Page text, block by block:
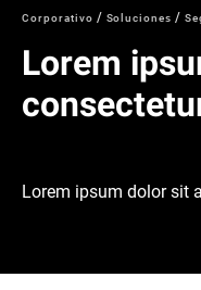
Corporativo Soluciones
Lorem
Lorem ipsum dolor sit